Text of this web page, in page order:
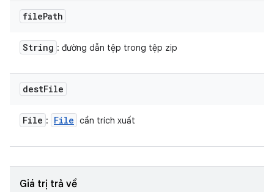
filePath
String : đường dẫn tệp trong tệp zip
destFile
File : File cần trích xuất
Giá trị trả về